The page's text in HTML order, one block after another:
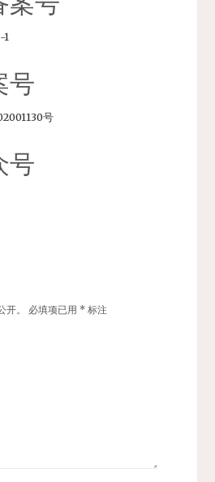
1
号
号
号
。 必填项已用 *标注